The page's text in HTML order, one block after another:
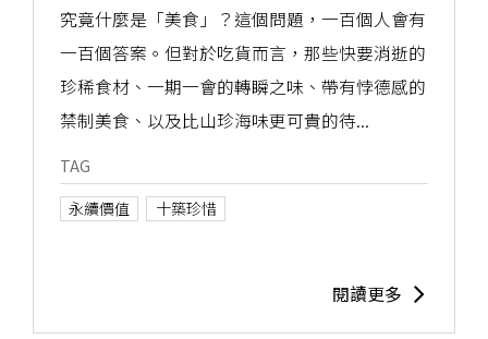
究竟什麼是「美食」？這個問題，一百個人會有
一百個答案。但對於吃貨而言，那些快要消逝的
珍稀食材、一期一會的轉瞬之味、帶有悖德感的
禁制美食、以及比山珍海味更可貴的待...
TAG
永續價值
十築珍惜
閱讀更多